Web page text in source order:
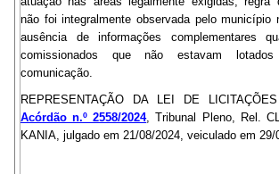
não foi integralmente observada pelo município
ausência de informações complementares
comissionados que não estavam
comunicação.
REPRESENTAÇÃO DA LEI DE LICITAÇÕES
Acórdão n.º 2558/2024, Tribunal Pleno, Rel.
KANIA, julgado em 21/08/2024, veiculado em 29/